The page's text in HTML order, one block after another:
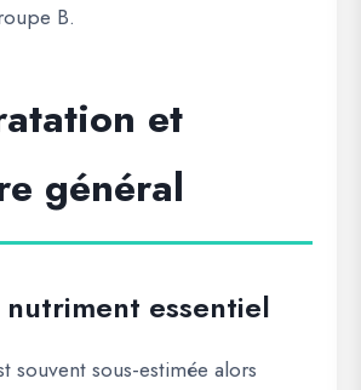
B.
et
général
nutriment essentiel
souvent sous-estimée alors